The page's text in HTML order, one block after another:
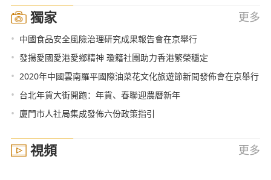
獨家 更多
• 中國食品安全風險治理研究成果報告會在京舉行
• 發揚愛國愛港愛鄉精神 瓊籍社團助力香港繁榮穩定
• 2020年中國雲南羅平國際油菜花文化旅遊節新聞發佈會在京舉行
• 台北年貨大街開跑：年貨、春聯迎農曆新年
• 廈門市人社局集成發佈六份政策指引
視頻 更多